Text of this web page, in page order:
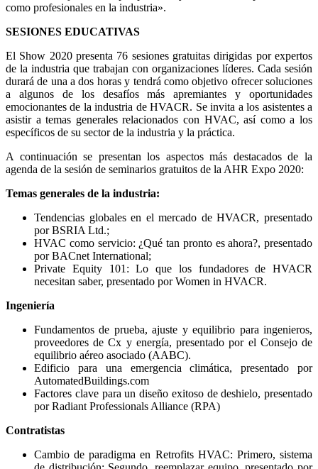
como profesionales en la industria».
SESIONES EDUCATIVAS
El Show 2020 presenta 76 sesiones gratuitas dirigidas por expertos
de la industria que trabajan con organizaciones líderes. Cada sesión
durará de una a dos horas y tendrá como objetivo ofrecer soluciones
a algunos de los desafíos más apremiantes y oportunidades
emocionantes de la industria de HVACR. Se invita a los asistentes a
asistir a temas generales relacionados con HVAC, así como a los
específicos de su sector de la industria y la práctica.
A continuación se presentan los aspectos más destacados de la
agenda de la sesión de seminarios gratuitos de la AHR Expo 2020:
Temas generales de la industria:
Tendencias globales en el mercado de HVACR, presentado
por BSRIA Ltd.;
HVAC como servicio: ¿Qué tan pronto es ahora?, presentado
por BACnet International;
Private Equity 101: Lo que los fundadores de HVACR
necesitan saber, presentado por Women in HVACR.
Ingeniería
Fundamentos de prueba, ajuste y equilibrio para ingenieros,
proveedores de Cx y energía, presentado por el Consejo de
equilibrio aéreo asociado (AABC).
Edificio para una emergencia climática, presentado por
AutomatedBuildings.com
Factores clave para un diseño exitoso de deshielo, presentado
por Radiant Professionals Alliance (RPA)
Contratistas
Cambio de paradigma en Retrofits HVAC: Primero, sistema